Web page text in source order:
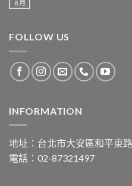
8 月
FOLLOW US
INFORMATION
地址：台北市大安區和平東
電話：02-87321497